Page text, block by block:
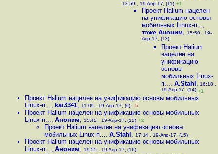
13:59 , 19-Апр-17, (11) +1
Проект Halium нацелен
на унификацию основы
мобильных Linux-п...,
тоже Аноним, 15:50 , 19-
Апр-17, (13)
Проект Halium
нацелен на
унификацию
основы
мобильных Linux-
п..., A.Stahl , 16:18 ,
19-Апр-17, (14) +1
Проект Halium нацелен на унификацию основы мобильных
Linux-п..., kai3341, 11:09 , 19-Апр-17, (6) –5
Проект Halium нацелен на унификацию основы мобильных
Linux-п..., Аноним, 15:42 , 19-Апр-17, (12) +2
Проект Halium нацелен на унификацию основы
мобильных Linux-п..., A.Stahl , 17:14 , 19-Апр-17, (15)
Проект Halium нацелен на унификацию основы мобильных
Linux-п..., Аноним, 19:55 , 19-Апр-17, (16)